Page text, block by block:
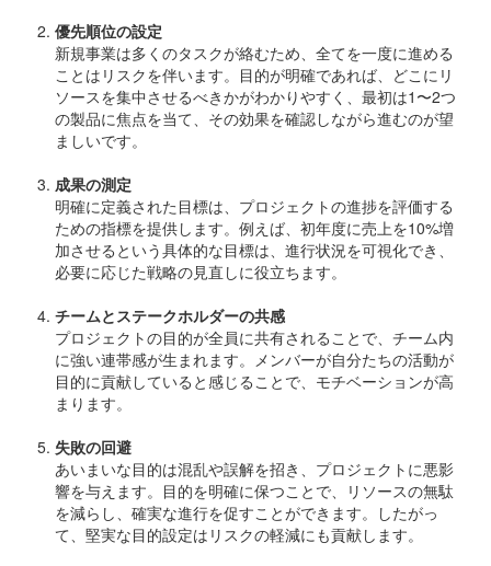
優先順位の設定
新規事業は多くのタスクが絡むため、全てを一度に進める
ことはリスクを伴います。目的が明確であれば、どこにリ
ソースを集中させるべきかがわかりやすく、最初は1〜2つ
の製品に焦点を当て、その効果を確認しながら進むのが望
ましいです。
成果の測定
明確に定義された目標は、プロジェクトの進捗を評価する
ための指標を提供します。例えば、初年度に売上を10%増
加させるという具体的な目標は、進行状況を可視化でき、
必要に応じた戦略の見直しに役立ちます。
チームとステークホルダーの共感
プロジェクトの目的が全員に共有されることで、チーム内
に強い連帯感が生まれます。メンバーが自分たちの活動が
目的に貢献していると感じることで、モチベーションが高
まります。
失敗の回避
あいまいな目的は混乱や誤解を招き、プロジェクトに悪影
響を与えます。目的を明確に保つことで、リソースの無駄
を減らし、確実な進行を促すことができます。したがっ
て、堅実な目的設定はリスクの軽減にも貢献します。